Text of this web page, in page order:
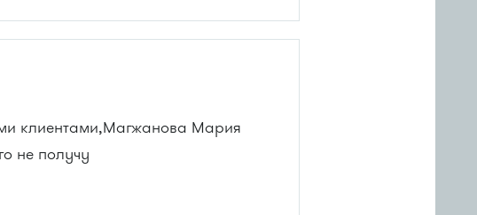
клиентами,Магжанова Мария
не получу